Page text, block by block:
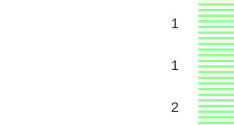
1
1
2